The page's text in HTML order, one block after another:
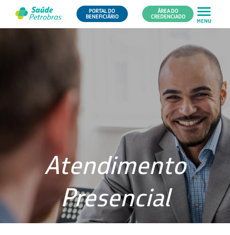
PORTAL DO
BENEFICIÁRIO
ÁREA DO
CREDENCIADO
Atendimento
Presencial